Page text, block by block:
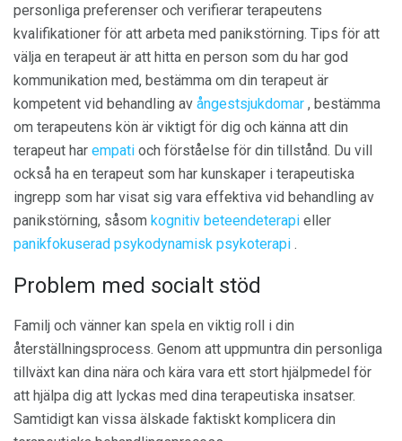
personliga preferenser och verifierar terapeutens
kvalifikationer för att arbeta med panikstörning. Tips för att
välja en terapeut är att hitta en person som du har god
kommunikation med, bestämma om din terapeut är
kompetent vid behandling av ångestsjukdomar , bestämma
om terapeutens kön är viktigt för dig och känna att din
terapeut har empati och förståelse för din tillstånd. Du vill
också ha en terapeut som har kunskaper i terapeutiska
ingrepp som har visat sig vara effektiva vid behandling av
panikstörning, såsom kognitiv beteendeterapi eller
panikfokuserad psykodynamisk psykoterapi .
Problem med socialt stöd
Familj och vänner kan spela en viktig roll i din
återställningsprocess. Genom att uppmuntra din personliga
tillväxt kan dina nära och kära vara ett stort hjälpmedel för
att hjälpa dig att lyckas med dina terapeutiska insatser.
Samtidigt kan vissa älskade faktiskt komplicera din